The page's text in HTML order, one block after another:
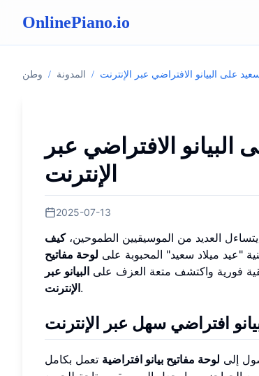
OnlinePiano.io
وطن / المدونة / على البيانو الافتراضي عبر الإنترنت
الافتراضي عبر
الإنترنت
2025-07-13
العديد من الموسيقيين الطموحين،كيف
"عيد ميلاد سعيد" المحبوبة على لوحة مفاتيح
فورية واكتشف متعة العزف على البيانو عبر
الإنترنت.
افتراضي سهل عبر الإنترنت
إلى لوحة مفاتيح بيانو افتراضية تعمل بكامل